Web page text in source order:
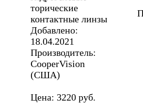
торические
контактные линзы
Добавлено:
18.04.2021
Производитель:
CooperVision
(США)
Цена: 3220 руб.